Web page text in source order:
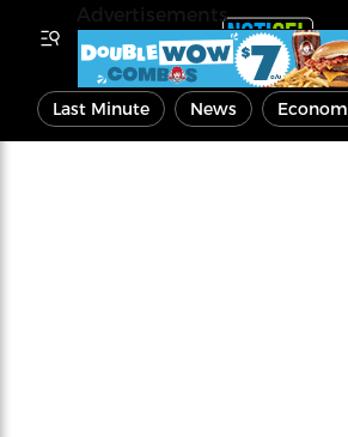
Last Minute News
Advertisements